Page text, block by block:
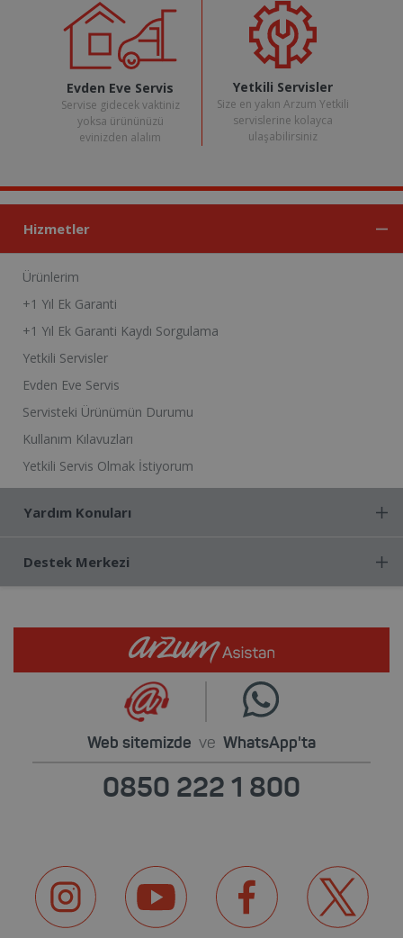
Evden Eve Servis
Servise gidecek vaktiniz
yoksa ürününüzü
evinizden alalım
Yetkili Servisler
Size en yakın Arzum Yetkili
servislerine kolayca
ulaşabilirsiniz
Hizmetler
Ürünlerim
+1 Yıl Ek Garanti
+1 Yıl Ek Garanti Kaydı Sorgulama
Yetkili Servisler
Evden Eve Servis
Servisteki Ürünümün Durumu
Kullanım Kılavuzları
Yetkili Servis Olmak İstiyorum
Yardım Konuları
Destek Merkezi
Web sitemizde ve WhatsApp'ta
0850 222 1 800